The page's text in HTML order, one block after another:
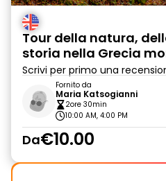
Tour della natura,
storia nella Grecia
Scrivi per primo una
Fornito da
Maria Katsogianni
2ore 30min
10:00 AM, 4:00 PM
Da€10.00